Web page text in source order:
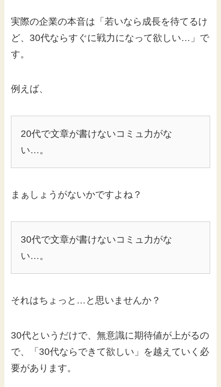
実際の企業の本音は「若いなら成長を待てるけ
ど、30代ならすぐに戦力になって欲しい…」で
す。
例えば、
20代で文章が書けないコミュ力がな
い…。
まぁしょうがないかですよね？
30代で文章が書けないコミュ力がな
い…。
それはちょっと…と思いませんか？
30代というだけで、無意識に期待値が上がるの
で、「30代ならできて欲しい」を越えていく必
要があります。